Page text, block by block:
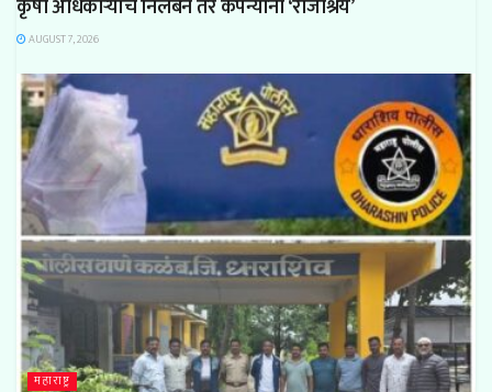
कृषी अधिकाऱ्यांचे निलंबन तर कंपन्यांना ‘राजाश्रय’
AUGUST 7, 2026
महाराष्ट्र